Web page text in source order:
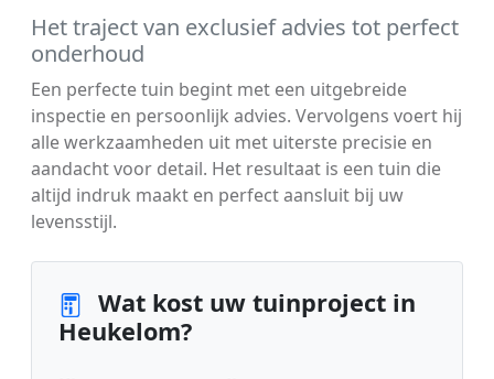
Het traject van exclusief advies tot perfect
onderhoud
Een perfecte tuin begint met een uitgebreide
inspectie en persoonlijk advies. Vervolgens voert hij
alle werkzaamheden uit met uiterste precisie en
aandacht voor detail. Het resultaat is een tuin die
altijd indruk maakt en perfect aansluit bij uw
levensstijl.
Wat kost uw tuinproject in
Heukelom?